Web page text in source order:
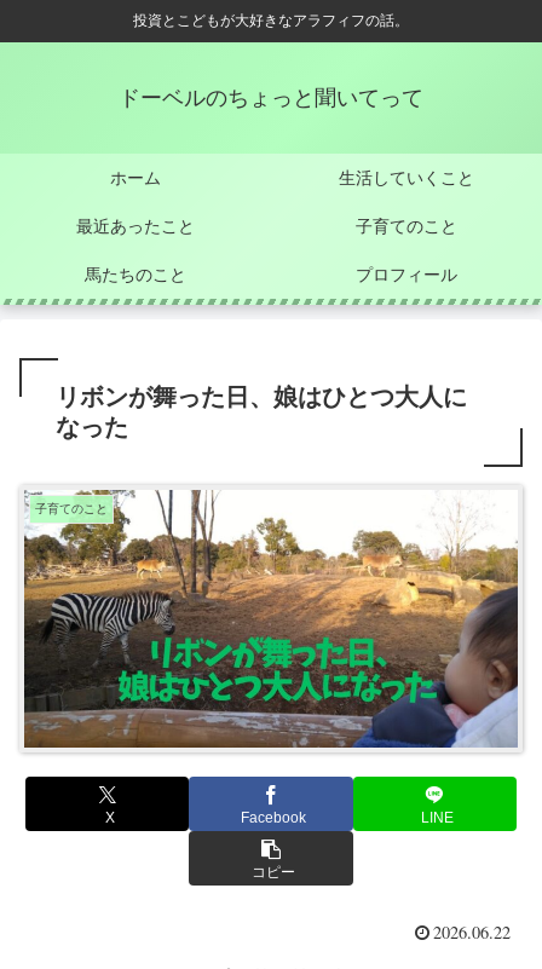
投資とこどもが大好きなアラフィフの話。
ドーベルのちょっと聞いてって
ホーム 生活していくこと
最近あったこと 子育てのこと
馬たちのこと プロフィール
リボンが舞った日、娘はひとつ大人に
なった
子育てのこと
X Facebook LINE
コピー
2026.06.22